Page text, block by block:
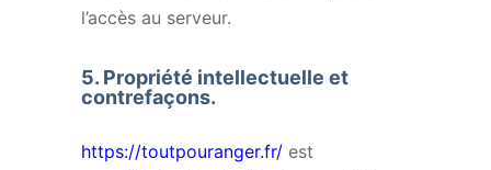
l’accès au serveur.
5. Propriété intellectuelle et
contrefaçons.
https://toutpouranger.fr/ est